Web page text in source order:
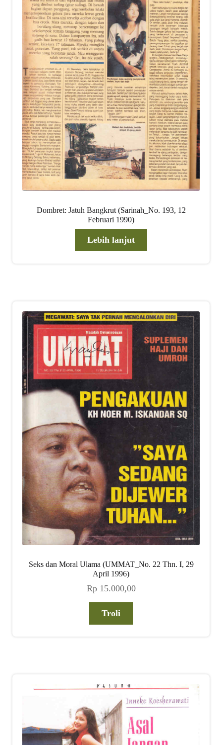
Dombret: Jatuh Bangkrut (Sarinah_No. 193, 12
Februari 1990)
Lebih lanjut
Seks dan Moral Ulama (UMMAT_No. 22 Thn. I, 29
April 1996)
Rp15.000,00
Troli